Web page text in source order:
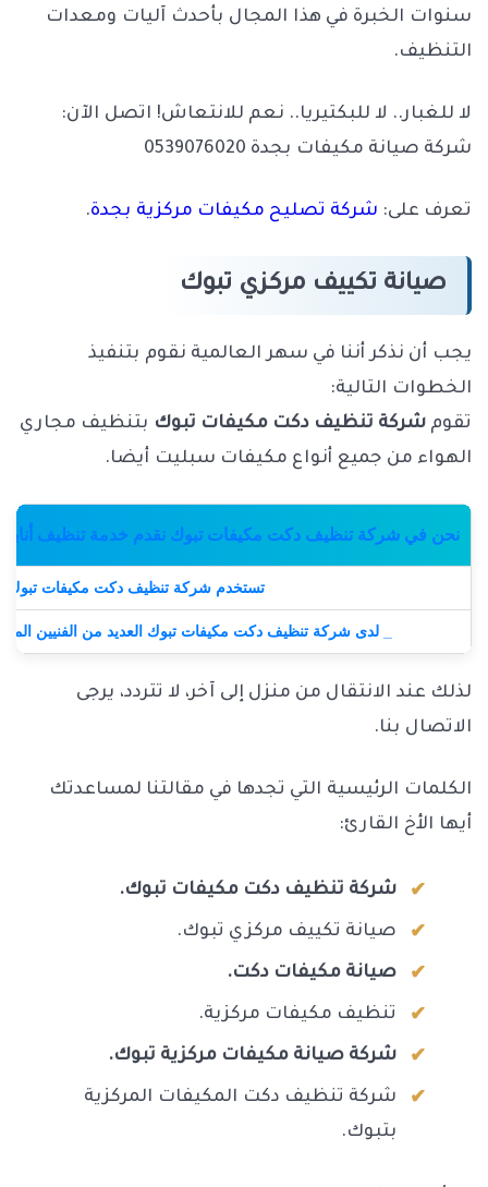
سنوات الخبرة في هذا المجال بأحدث آليات ومعدات
التنظيف.
لا للغبار.. لا للبكتيريا.. نعم للانتعاش! اتصل الآن:
شركة صيانة مكيفات بجدة 0539076020
تعرف على: شركة تصليح مكيفات مركزية بجدة.
صيانة تكييف مركزي تبوك
يجب أن نذكر أننا في سهر العالمية نقوم بتنفيذ
الخطوات التالية:
تقوم شركة تنظيف دكت مكيفات تبوك بتنظيف مجاري
الهواء من جميع أنواع مكيفات سبليت أيضا.
نحن في شركة تنظيف دكت مكيفات تبوك نقدم خدمة تنظيف أنابيب
تستخدم شركة تنظيف دكت مكيفات تبوك
_ لدى شركة تنظيف دكت مكيفات تبوك العديد من الفنيين
لذلك عند الانتقال من منزل إلى آخر، لا تتردد، يرجى
الاتصال بنا.
الكلمات الرئيسية التي تجدها في مقالتنا لمساعدتك
أيها الأخ القارئ:
شركة تنظيف دكت مكيفات تبوك.
صيانة تكييف مركزي تبوك.
صيانة مكيفات دكت.
تنظيف مكيفات مركزية.
شركة صيانة مكيفات مركزية تبوك.
شركة تنظيف دكت المكيفات المركزية
بتبوك.